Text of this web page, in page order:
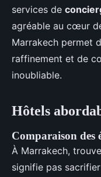
services de
agréable au cœur
Marrakech permet
raffinement et de
inoubliable.
Hôtels
Comparaison des
À Marrakech,
signifie pas